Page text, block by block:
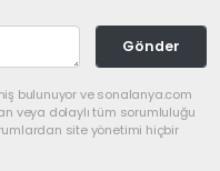
Gönder
bulunuyor ve sonalanya.com
veya dolaylı tüm sorumluluğu
site yönetimi hiçbir